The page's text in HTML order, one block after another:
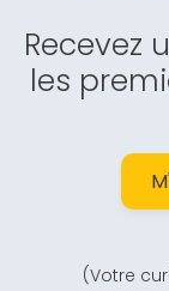
Recevez
les
(Votre